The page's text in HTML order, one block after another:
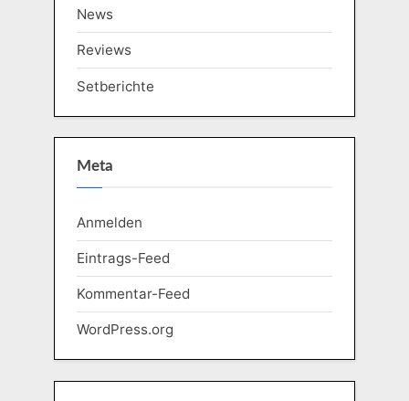
News
Reviews
Setberichte
Meta
Anmelden
Eintrags-Feed
Kommentar-Feed
WordPress.org